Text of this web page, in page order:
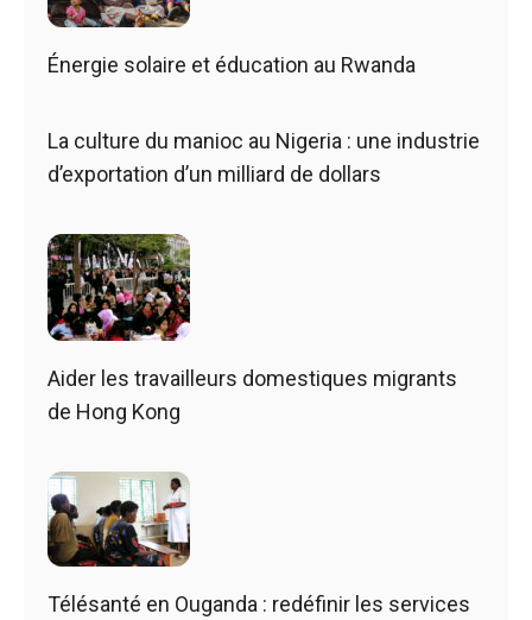
Énergie solaire et éducation au Rwanda
La culture du manioc au Nigeria : une industrie
d’exportation d’un milliard de dollars
Aider les travailleurs domestiques migrants
de Hong Kong
Télésanté en Ouganda : redéfinir les services